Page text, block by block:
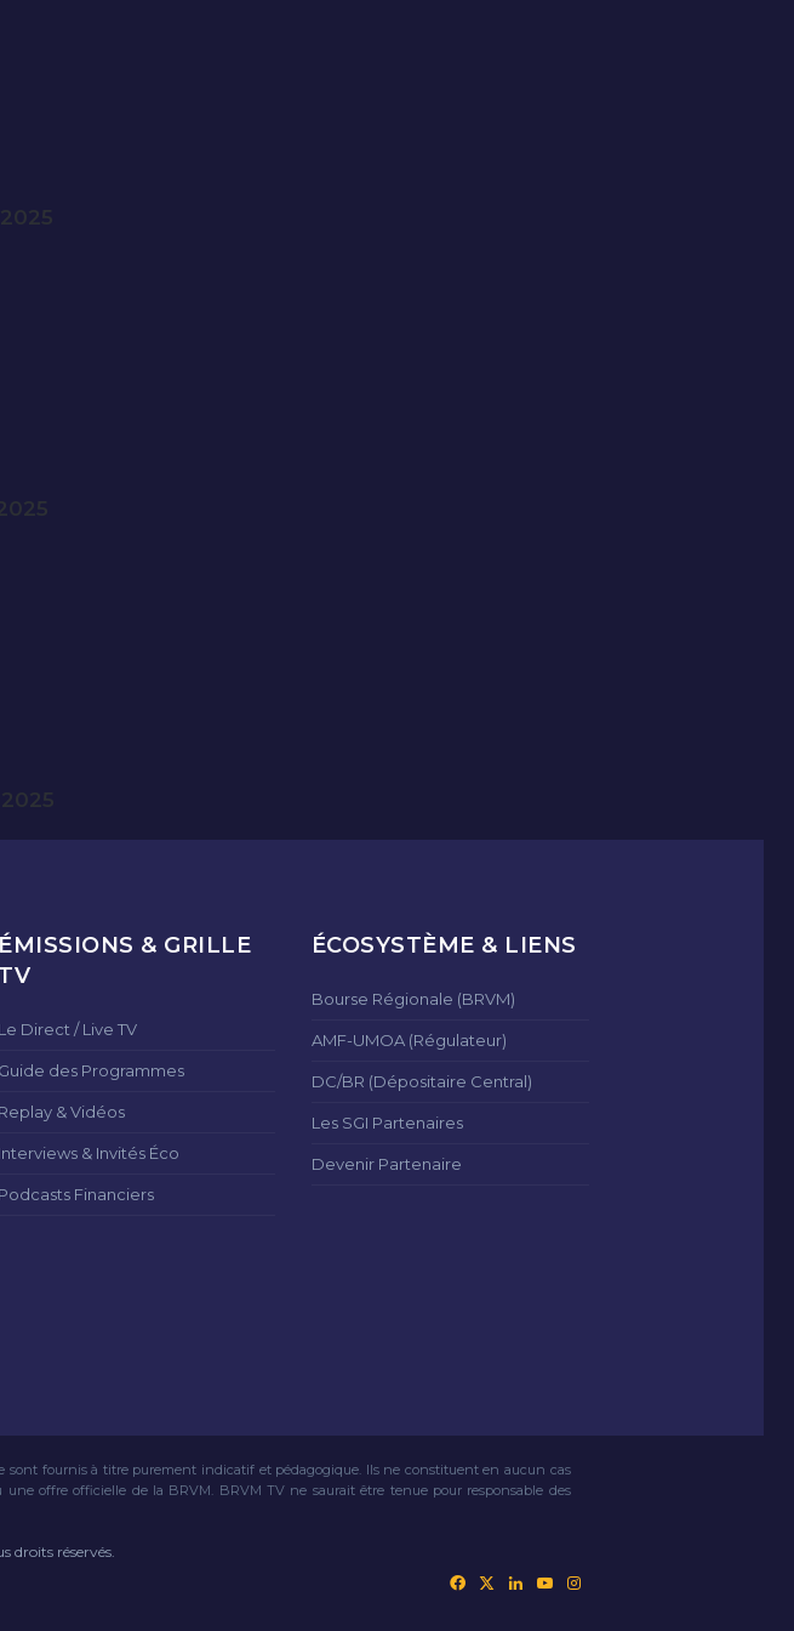
ÉMISSIONS & GRILLE
TV
Le Direct / Live TV
Guide des Programmes
Replay & Vidéos
Interviews & Invités Éco
Podcasts Financiers
ÉCOSYSTÈME & LIENS
Bourse Régionale (BRVM)
AMF-UMOA (Régulateur)
DC/BR (Dépositaire Central)
Les SGI Partenaires
Devenir Partenaire
sont fournis à titre purement indicatif et pédagogique. Ils ne constituent en aucun cas
offre officielle de la BRVM. BRVM TV ne saurait être tenue pour responsable des
droits réservés.
FacebookLinkedinYouTube